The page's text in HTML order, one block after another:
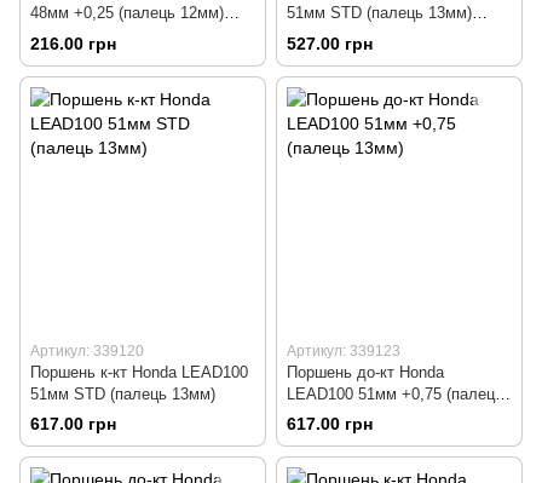
48мм +0,25 (палець 12мм)
Китай
216.00 грн
51мм STD (палець 13мм)
Тайвань
527.00 грн
Артикул: 339120
Поршень к-кт Honda LEAD100
51мм STD (палець 13мм)
617.00 грн
Артикул: 339123
Поршень до-кт Honda
LEAD100 51мм +0,75 (палець
13мм)
617.00 грн